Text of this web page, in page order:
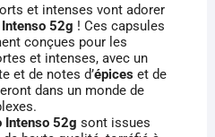
et intenses vont adorer
52g ! Ces capsules
conçues pour les
et intenses, avec un
et de notes d’épiceset de
dans un monde de
Intenso 52g sont issues